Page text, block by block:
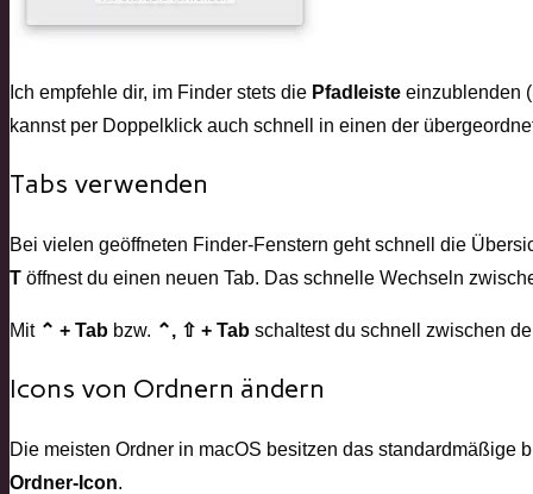
Ich empfehle dir, im Finder stets die Pfadleiste einzublenden
kannst per Doppelklick auch schnell in einen der
Tabs verwenden
Bei vielen geöffneten Finder-Fenstern geht schnell die
T öffnest du einen neuen Tab. Das schnelle Wechseln
Mit ⌃ + Tab bzw. ⌃, ⇧ + Tab schaltest du schnell zwischen
Icons von Ordnern ändern
Die meisten Ordner in macOS besitzen das standardmäßige
Ordner-Icon.